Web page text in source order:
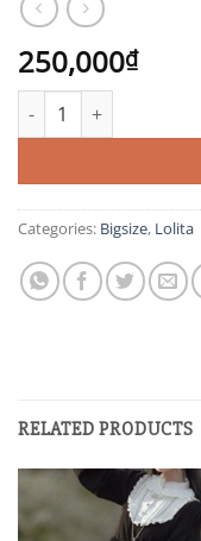
250,000₫
ĐBS5 quantity
Categories: Bigsize, Lolita
RELATED PRODUCTS